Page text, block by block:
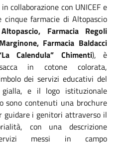
collaborazione con UNICEF e
cinque farmacie di Altopascio
Farmacia Regoli
Farmacia Baldacci
Calendula” Chimenti), è
in cotone colorata,
dei servizi educativi del
e il logo istituzionale
sono contenuti una brochure
guidare i genitori attraverso il
con una descrizione
messi in campo